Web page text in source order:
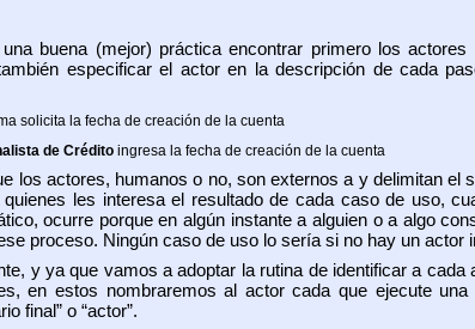
buena (mejor) práctica encontrar primero los
especificar el actor en la descripción de cada
solicita la fecha de creación de la cuenta
de Crédito ingresa la fecha de creación de la cuenta
los actores, humanos o no, son externos a y delimitan el
les interesa el resultado de cada caso de uso,
ocurre porque en algún instante a alguien o a algo
proceso. Ningún caso de uso lo sería si no hay un actor
y ya que vamos a adoptar la rutina de identificar a
en estos nombraremos al actor cada que ejecute
final” o “actor”.